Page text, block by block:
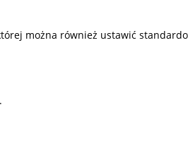
można również ustawić